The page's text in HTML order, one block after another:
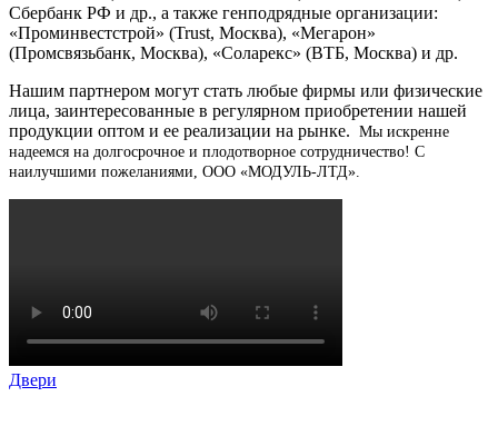
Сбербанк РФ и др., а также генподрядные организации:
«Проминвестстрой» (Trust, Москва), «Мегарон»
(Промсвязьбанк, Москва), «Соларекс» (ВТБ, Москва) и др.
Нашим партнером могут стать любые фирмы или физические
лица, заинтересованные в регулярном приобретении нашей
продукции оптом и ее реализации на рынке. Мы искренне
надеемся на долгосрочное и плодотворное сотрудничество! С
наилучшими пожеланиями, ООО «МОДУЛЬ-ЛТД».
Двери